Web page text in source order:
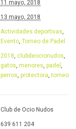
11 mayo, 2018
13 mayo, 2018
Actividades deportivas,
Evento, Torneo de Padel
2018, clubdeocionudos,
gatos, menores, padel ,
perros, protectora,torneo
Club de Ocio Nudos
639 611 204